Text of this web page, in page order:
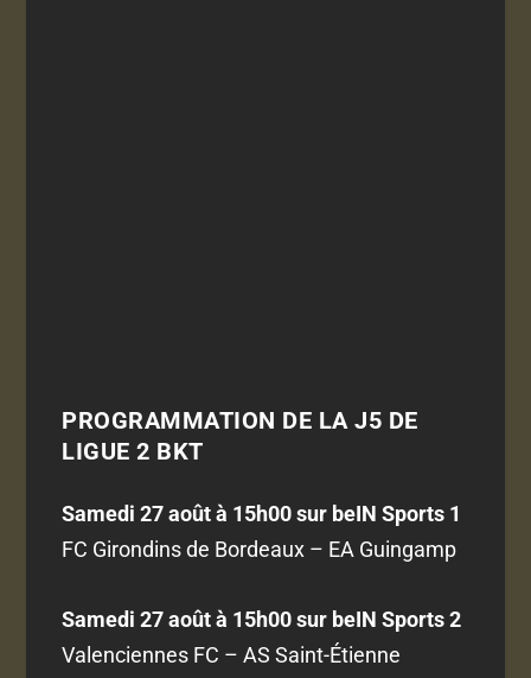
PROGRAMMATION DE LA J5 DE
LIGUE 2 BKT
Samedi 27 août à 15h00 sur beIN Sports 1
FC Girondins de Bordeaux – EA Guingamp
Samedi 27 août à 15h00 sur beIN Sports 2
Valenciennes FC – AS Saint-Étienne